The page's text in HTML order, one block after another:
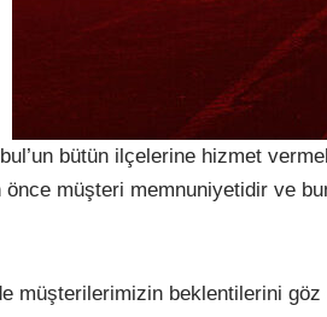
bütün ilçelerine hizmet
önce müşteri memnuniyetidir ve
müşterilerimizin beklentilerini